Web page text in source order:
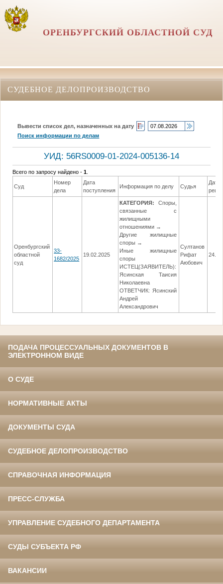
ОРЕНБУРГСКИЙ ОБЛАСТНОЙ СУД
СУДЕБНОЕ ДЕЛОПРОИЗВОДСТВО
Вывести список дел, назначенных на дату
Поиск информации по делам
УИД: 56RS0009-01-2024-005136-14
Всего по запросу найдено -1
Суд
Номер
дела
Дата
поступления
Информация по делу Судья
Дата
Оренбургский
областной
суд
33-
1682/2025
19.02.2025
КАТЕГОРИЯ:
Споры,
связанные с
жилищными
отношениями →
Другие жилищные
споры →
Иные жилищные
споры
ИСТЕЦ(ЗАЯВИТЕЛЬ):
Ясинская Таисия
Николаевна
ОТВЕТЧИК: Ясинский
Андрей
Александрович
Султанов
Рифат
Аюбович
ПОДАЧА ПРОЦЕССУАЛЬНЫХ ДОКУМЕНТОВ В
ЭЛЕКТРОННОМ ВИДЕ
О СУДЕ
НОРМАТИВНЫЕ АКТЫ
ДОКУМЕНТЫ СУДА
СУДЕБНОЕ ДЕЛОПРОИЗВОДСТВО
СПРАВОЧНАЯ ИНФОРМАЦИЯ
ПРЕСС-СЛУЖБА
УПРАВЛЕНИЕ СУДЕБНОГО ДЕПАРТАМЕНТА
СУДЫ СУБЪЕКТА РФ
ВАКАНСИИ